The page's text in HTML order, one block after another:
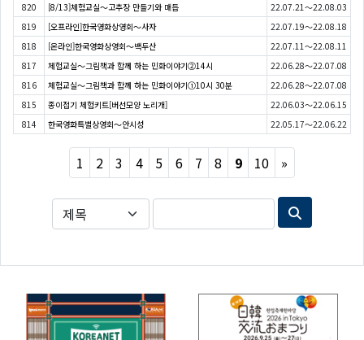
820
[8/13]체험교실～고추장 만들기와 매듭
22.07.21～22.08.03
819
[오프라인]한국영화상영회〜사자
22.07.19～22.08.18
818
[온라인]한국영화상영회〜백두산
22.07.11～22.08.11
817
체험교실～그림책과 함께 하는 민화이야기②14시
22.06.28～22.07.08
816
체험교실～그림책과 함께 하는 민화이야기①10시 30분
22.06.28～22.07.08
815
종이접기 체험키트[버선모양 노리개]
22.06.03～22.06.15
814
한국영화특별상영회〜안시성 22.05.17～22.06.22
1 2 3 4 5 6 7 8 9 10 »